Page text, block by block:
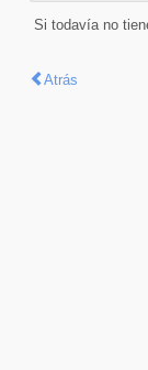
Si todavía no
Atrás